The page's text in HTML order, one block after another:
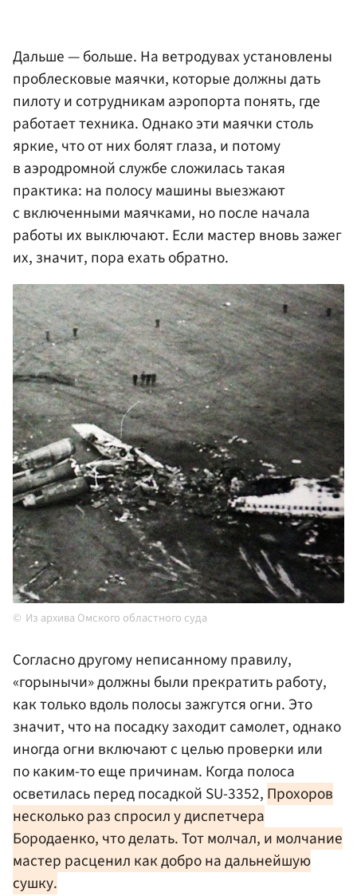
Дальше — больше. На ветродувах установлены
проблесковые маячки, которые должны дать
пилоту и сотрудникам аэропорта понять, где
работает техника. Однако эти маячки столь
яркие, что от них болят глаза, и потому
в аэродромной службе сложилась такая
практика: на полосу машины выезжают
с включенными маячками, но после начала
работы их выключают. Если мастер вновь зажег
их, значит, пора ехать обратно.
Из архива Омского областного суда
Согласно другому неписанному правилу,
«горынычи» должны были прекратить работу,
как только вдоль полосы зажгутся огни. Это
значит, что на посадку заходит самолет, однако
иногда огни включают с целью проверки или
по каким-то еще причинам. Когда полоса
осветилась перед посадкой SU-3352, Прохоров
несколько раз спросил у диспетчера
Бородаенко, что делать. Тот молчал, и молчание
мастер расценил как добро на дальнейшую
сушку.